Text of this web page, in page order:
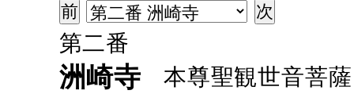
第二番
洲崎寺 本尊聖観世音菩薩